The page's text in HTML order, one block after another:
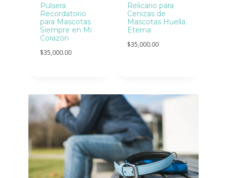
Pulsera
Recordatorio
para Mascotas
Siempre en Mi
Corazón
$35,000.00
Relicario para
Cenizas de
Mascotas Huella
Eterna
$35,000.00